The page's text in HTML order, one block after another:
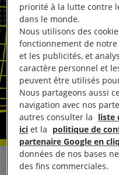
En amont de l’examen
priorité à la lutte contre
dans le monde.
Nous utilisons des
fonctionnement de
et les publicités, et
caractère personnel et
peuvent être utilisés
Nous partageons aussi
navigation avec nos
autres consulter la liste
ici et la politique de
partenaire Google en
données de nos bases
des fins commerciales.